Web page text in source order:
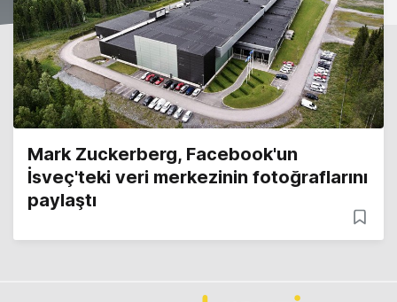
Mark Zuckerberg, Facebook'un
İsveç'teki veri merkezinin fotoğraflarını
paylaştı